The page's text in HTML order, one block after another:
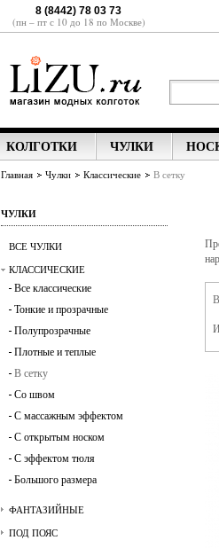
8 (8442) 78 03 73
(пн – пт с 10 до 18 по Москве)
КОЛГОТКИ ЧУЛКИ
Главная Чулки Классические В сетку
ЧУЛКИ
ВСЕ ЧУЛКИ
КЛАССИЧЕСКИЕ
Всеклассические
Тонкие и прозрачные
Полупрозрачные
Плотные и теплые
В сетку
Со швом
С массажным эффектом
С открытым носком
С эффектом тюля
Большого размера
ФАНТАЗИЙНЫЕ
ПОД ПОЯС